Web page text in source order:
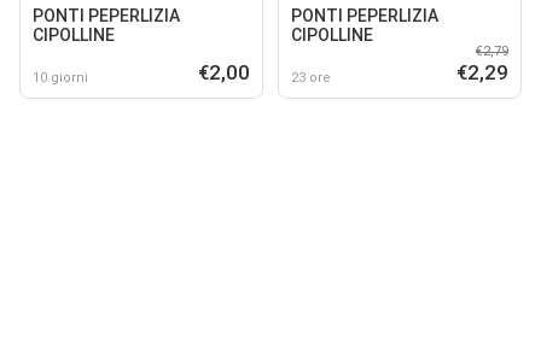
PONTI PEPERLIZIA
CIPOLLINE
10 giorni €2,00
PONTI PEPERLIZIA
CIPOLLINE
23 ore
€2,79
€2,29